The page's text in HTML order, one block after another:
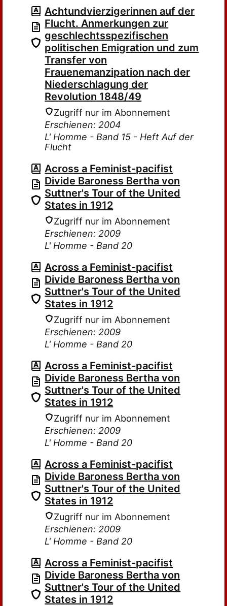
Achtundvierzigerinnen auf der
Flucht. Anmerkungen zur
geschlechtsspezifischen
politischen Emigration und zum
Transfer von
Frauenemanzipation nach der
Niederschlagung der
Revolution 1848/49
Zugriff nur im Abonnement
Erschienen: 2004
L' Homme - Band 15 - Heft Auf der
Flucht
Across a Feminist-pacifist
Divide Baroness Bertha von
Suttner's Tour of the United
States in 1912
Zugriff nur im Abonnement
Erschienen: 2009
L' Homme - Band 20
Across a Feminist-pacifist
Divide Baroness Bertha von
Suttner's Tour of the United
States in 1912
Zugriff nur im Abonnement
Erschienen: 2009
L' Homme - Band 20
Across a Feminist-pacifist
Divide Baroness Bertha von
Suttner's Tour of the United
States in 1912
Zugriff nur im Abonnement
Erschienen: 2009
L' Homme - Band 20
Across a Feminist-pacifist
Divide Baroness Bertha von
Suttner's Tour of the United
States in 1912
Zugriff nur im Abonnement
Erschienen: 2009
L' Homme - Band 20
Across a Feminist-pacifist
Divide Baroness Bertha von
Suttner's Tour of the United
States in 1912